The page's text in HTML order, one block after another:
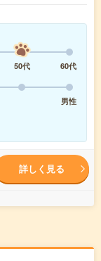
50代
60代
男性
詳しく見る